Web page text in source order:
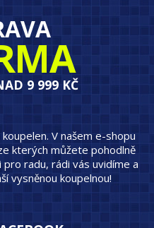
9 999 KČ
V našem e-shopu
kterých můžete pohodlně
radu, rádi vás uvidíme a
vysněnou koupelnou!